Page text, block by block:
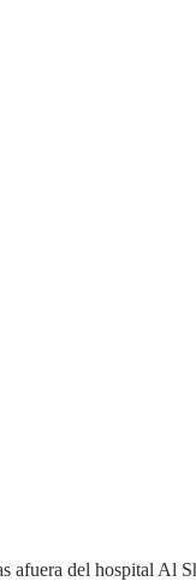
afuera del hospital Al